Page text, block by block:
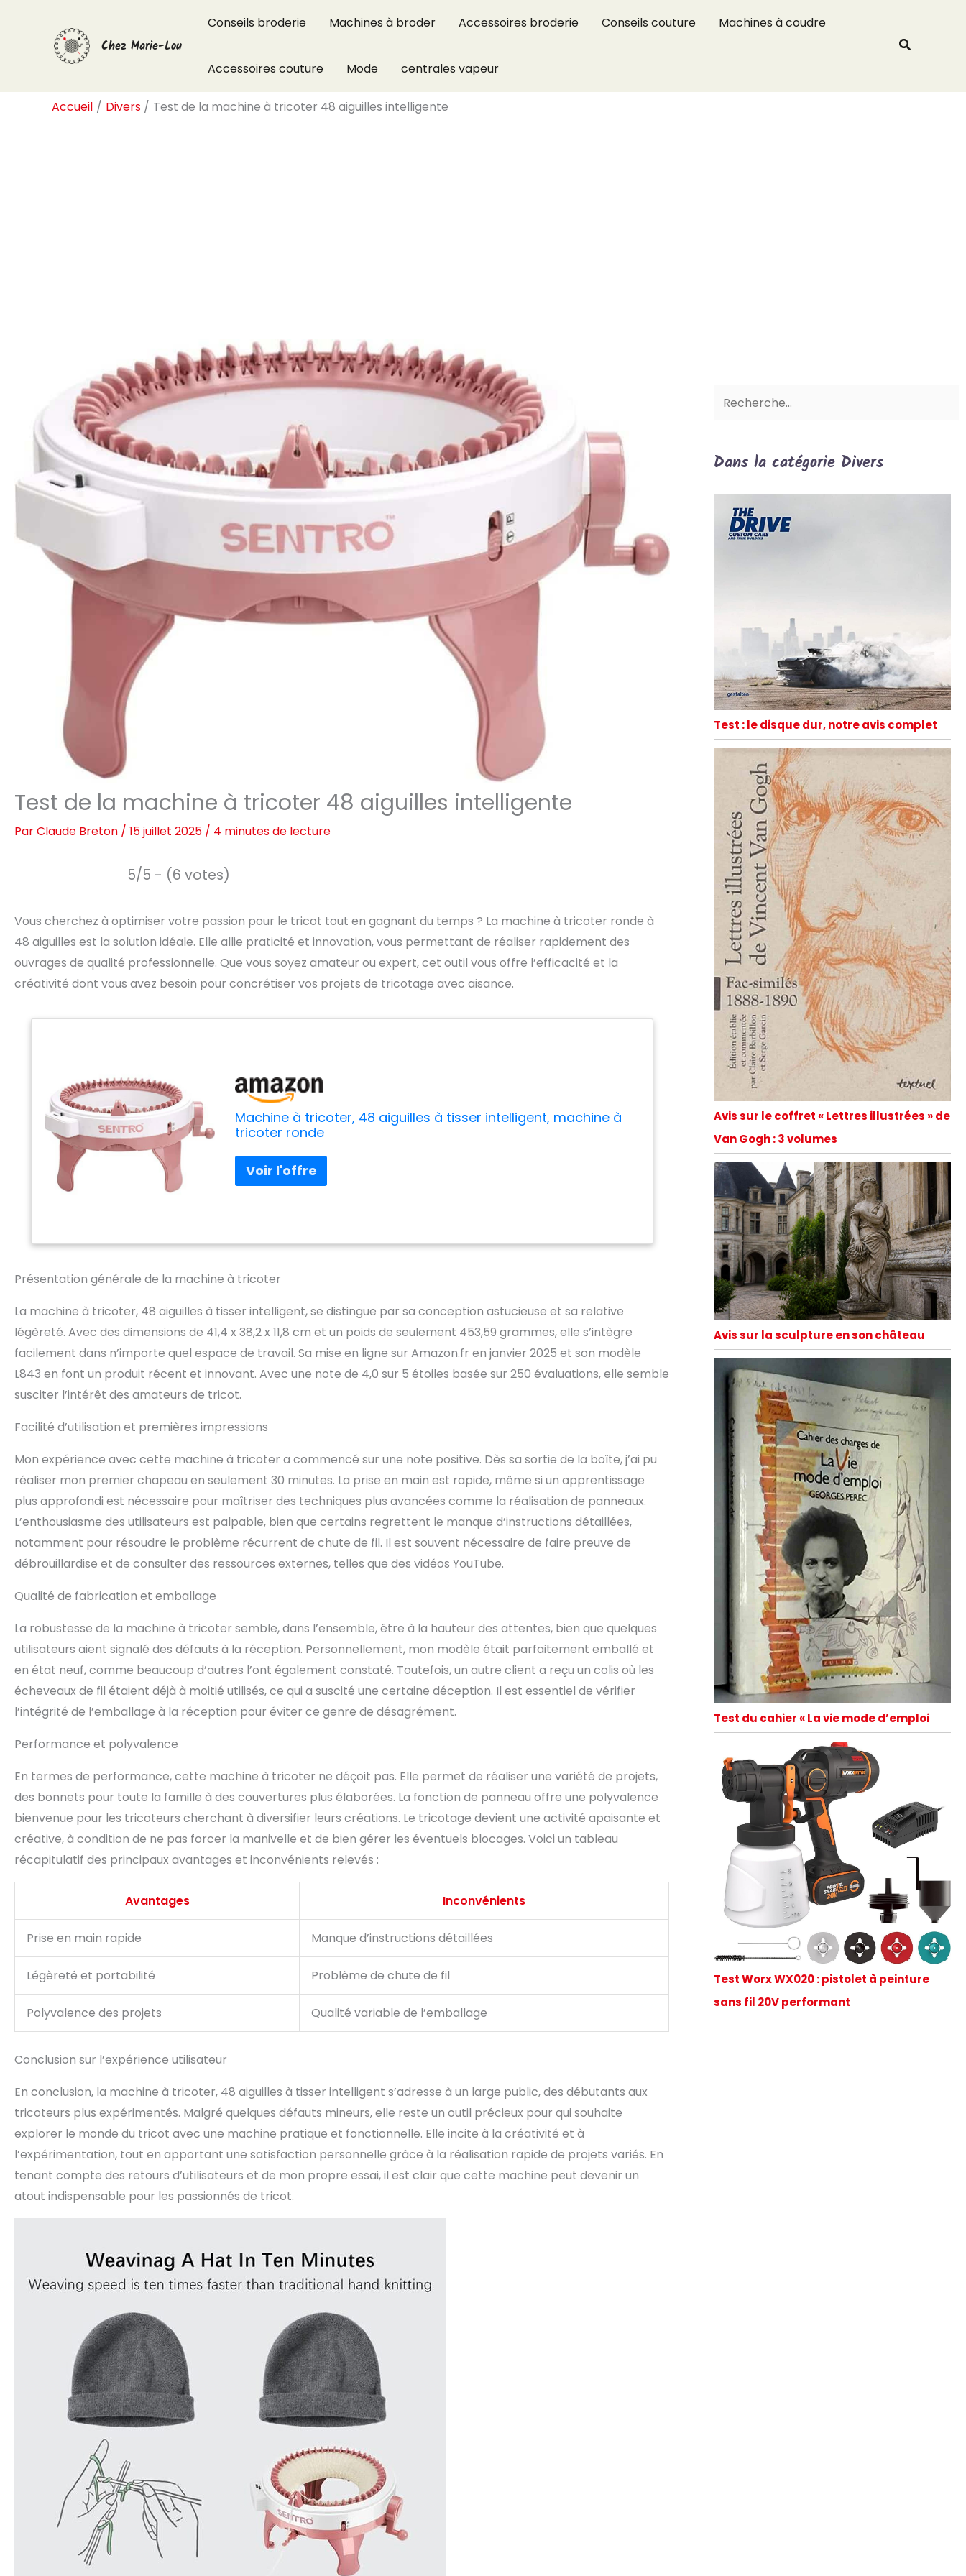
Chez Marie-Lou
Conseils broderie Machines à broder Accessoires broderie Conseils couture Machines à coudre
Accessoires couture Mode centrales vapeur
Accueil Divers Test de la machine à tricoter 48 aiguilles intelligente
Test de la machine à tricoter 48 aiguilles intelligente
ParClaude Breton / 15 juillet 2025 / 4 minutes de lecture
5/5 - (6 votes)
Vous cherchez à optimiser votre passion pour le tricot tout en gagnant du temps ? La machine à tricoter ronde à
48 aiguilles est la solution idéale. Elle allie praticité et innovation, vous permettant de réaliser rapidement des
ouvrages de qualité professionnelle. Que vous soyez amateur ou expert, cet outil vous offre l’efficacité et la
créativité dont vous avez besoin pour concrétiser vos projets de tricotage avec aisance.
Machine à tricoter, 48 aiguilles à tisser intelligent, machine à
tricoter ronde
Présentation générale de la machine à tricoter
La machine à tricoter, 48 aiguilles à tisser intelligent, se distingue par sa conception astucieuse et sa relative
légèreté. Avec des dimensions de 41,4 x 38,2 x 11,8 cm et un poids de seulement 453,59 grammes, elle s’intègre
facilement dans n’importe quel espace de travail. Sa mise en ligne sur Amazon.fr en janvier 2025 et son modèle
L843 en font un produit récent et innovant. Avec une note de 4,0 sur 5 étoiles basée sur 250 évaluations, elle semble
susciter l’intérêt des amateurs de tricot.
Facilité d’utilisation et premières impressions
Mon expérience avec cette machine à tricoter a commencé sur une note positive. Dès sa sortie de la boîte, j’ai pu
réaliser mon premier chapeau en seulement 30 minutes. La prise en main est rapide, même si un apprentissage
plus approfondi est nécessaire pour maîtriser des techniques plus avancées comme la réalisation de panneaux.
L’enthousiasme des utilisateurs est palpable, bien que certains regrettent le manque d’instructions détaillées,
notamment pour résoudre le problème récurrent de chute de fil. Il est souvent nécessaire de faire preuve de
débrouillardise et de consulter des ressources externes, telles que des vidéos YouTube.
Qualité de fabrication et emballage
La robustesse de la machine à tricoter semble, dans l’ensemble, être à la hauteur des attentes, bien que quelques
utilisateurs aient signalé des défauts à la réception. Personnellement, mon modèle était parfaitement emballé et
en état neuf, comme beaucoup d’autres l’ont également constaté. Toutefois, un autre client a reçu un colis où les
écheveaux de fil étaient déjà à moitié utilisés, ce qui a suscité une certaine déception. Il est essentiel de vérifier
l’intégrité de l’emballage à la réception pour éviter ce genre de désagrément.
Performance et polyvalence
En termes de performance, cette machine à tricoter ne déçoit pas. Elle permet de réaliser une variété de projets,
des bonnets pour toute la famille à des couvertures plus élaborées. La fonction de panneau offre une polyvalence
bienvenue pour les tricoteurs cherchant à diversifier leurs créations. Le tricotage devient une activité apaisante et
créative, à condition de ne pas forcer la manivelle et de bien gérer les éventuels blocages. Voici un tableau
récapitulatif des principaux avantages et inconvénients relevés :
Avantages Inconvénients
Prise en main rapide Manque d’instructions détaillées
Légèreté et portabilité Problème de chute de fil
Polyvalence des projets Qualité variable de l’emballage
Conclusion sur l’expérience utilisateur
En conclusion, la machine à tricoter, 48 aiguilles à tisser intelligent s’adresse à un large public, des débutants aux
tricoteurs plus expérimentés. Malgré quelques défauts mineurs, elle reste un outil précieux pour qui souhaite
explorer le monde du tricot avec une machine pratique et fonctionnelle. Elle incite à la créativité et à
l’expérimentation, tout en apportant une satisfaction personnelle grâce à la réalisation rapide de projets variés. En
tenant compte des retours d’utilisateurs et de mon propre essai, il est clair que cette machine peut devenir un
atout indispensable pour les passionnés de tricot.
Dans la catégorie Divers
Test : le disque dur, notre avis complet
Avis sur le coffret « Lettres illustrées » de
Van Gogh : 3 volumes
Avis sur la sculpture en son château
Test du cahier « La vie mode d’emploi
Test Worx WX020 : pistolet à peinture
sans fil 20V performant